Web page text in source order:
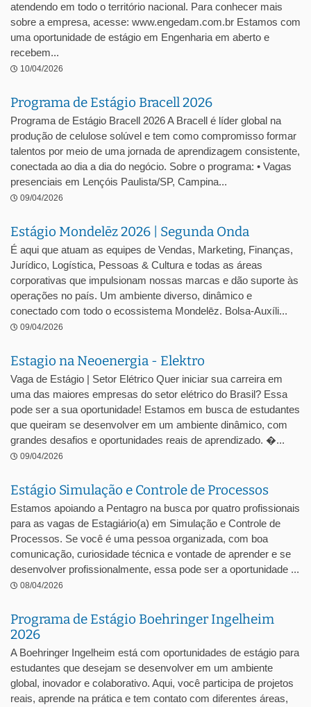
atendendo em todo o território nacional. Para conhecer mais
sobre a empresa, acesse: www.engedam.com.br Estamos com
uma oportunidade de estágio em Engenharia em aberto e
recebem...
10/04/2026
Programa de Estágio Bracell 2026
Programa de Estágio Bracell 2026 A Bracell é líder global na
produção de celulose solúvel e tem como compromisso formar
talentos por meio de uma jornada de aprendizagem consistente,
conectada ao dia a dia do negócio. Sobre o programa: • Vagas
presenciais em Lençóis Paulista/SP, Campina...
09/04/2026
Estágio Mondelēz 2026 | Segunda Onda
É aqui que atuam as equipes de Vendas, Marketing, Finanças,
Jurídico, Logística, Pessoas & Cultura e todas as áreas
corporativas que impulsionam nossas marcas e dão suporte às
operações no país. Um ambiente diverso, dinâmico e
conectado com todo o ecossistema Mondelēz. Bolsa-Auxíli...
09/04/2026
Estagio na Neoenergia - Elektro
Vaga de Estágio | Setor Elétrico Quer iniciar sua carreira em
uma das maiores empresas do setor elétrico do Brasil? Essa
pode ser a sua oportunidade! Estamos em busca de estudantes
que queiram se desenvolver em um ambiente dinâmico, com
grandes desafios e oportunidades reais de aprendizado. �...
09/04/2026
Estágio Simulação e Controle de Processos
Estamos apoiando a Pentagro na busca por quatro profissionais
para as vagas de Estagiário(a) em Simulação e Controle de
Processos. Se você é uma pessoa organizada, com boa
comunicação, curiosidade técnica e vontade de aprender e se
desenvolver profissionalmente, essa pode ser a oportunidade ...
08/04/2026
Programa de Estágio Boehringer Ingelheim
2026
A Boehringer Ingelheim está com oportunidades de estágio para
estudantes que desejam se desenvolver em um ambiente
global, inovador e colaborativo. Aqui, você participa de projetos
reais, aprende na prática e tem contato com diferentes áreas,